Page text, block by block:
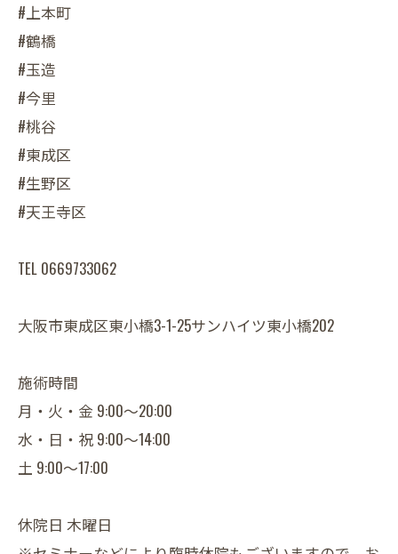
#上本町
#鶴橋
#玉造
#今里
#桃谷
#東成区
#生野区
#天王寺区
TEL 0669733062
大阪市東成区東小橋3-1-25サンハイツ東小橋202
施術時間
月・火・金 9:00～20:00
水・日・祝 9:00～14:00
土 9:00～17:00
休院日 木曜日